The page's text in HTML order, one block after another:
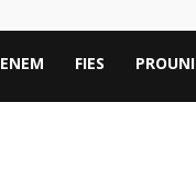
ENEM FIES PROUNI